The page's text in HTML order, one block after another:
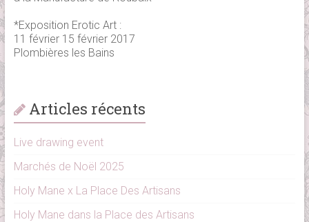
*Exposition Erotic Art :
11 février 15 février 2017
Plombières les Bains
Articles récents
Live drawing event
Marchés de Noël 2025
Holy Mane x La Place Des Artisans
Holy Mane dans la Place des Artisans